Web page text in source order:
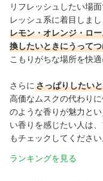
リフレッシュしたい場
レッシュ系に着目しまし
レモン・オレンジ・ロ
換したいときにうって
こもりがちな場所を快
さらに さっぱりしたい
高価なムスクの代わり
のような香りが魅力と
い香りを感じたい人は
もチェックしてください
ランキングを見る